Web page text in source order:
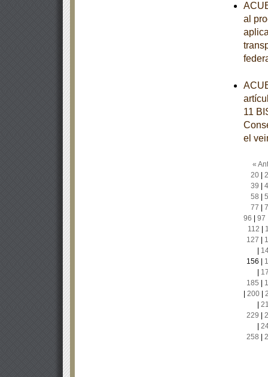
al
11
el
«
20|
39
58
77
96
97
112
127
156
185
200|
229
258